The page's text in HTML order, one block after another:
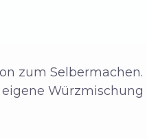
zum Selbermachen.
Würzmischung